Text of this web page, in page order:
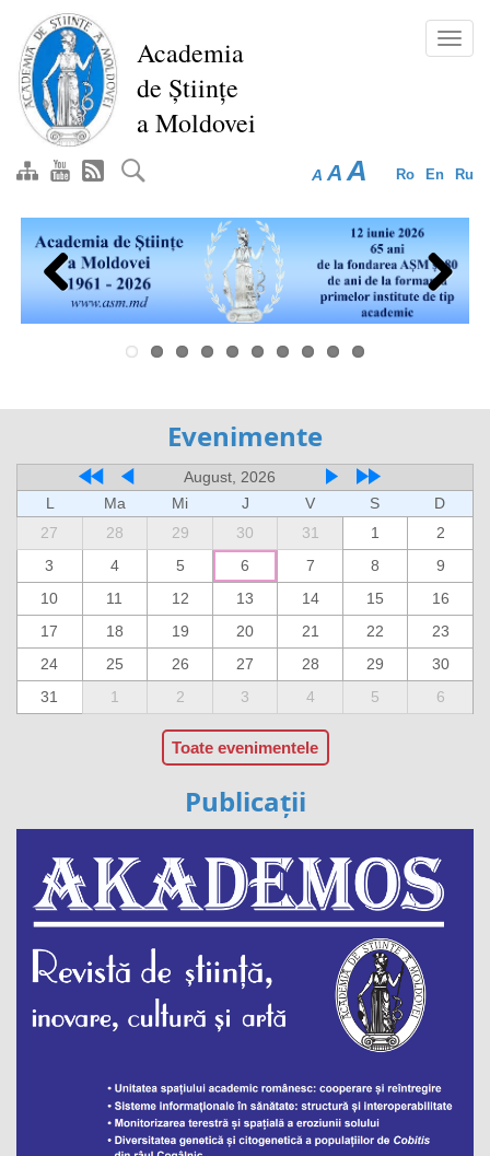
Перейти
основному
содержанию
Academia
de Științe
a Moldovei
Ro En Ru
A A A
Previous Next
Evenimente
August, 2026
L
Ma Mi J V S
D
27
28 29 30 31 1
2
3
4 5 6 7 8
9
10
11 12 13 14 15
16
17
18 19 20 21 22
23
24
25 26 27 28 29
30
31
1 2 3 4 5 6
Toate evenimentele
Publicații